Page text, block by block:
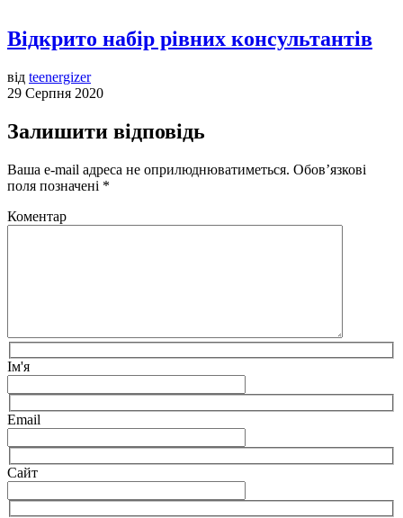
Відкрито набір рівних консультантів
від teenergizer
29 Серпня 2020
Залишити відповідь
Ваша e-mail адреса не оприлюднюватиметься. Обов’язкові
поля позначені *
Коментар
Ім'я
Email
Сайт